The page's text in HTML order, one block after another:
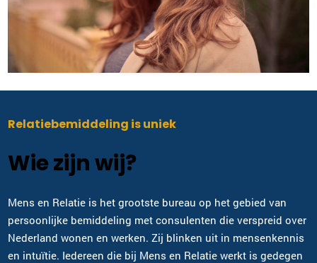
Relatiebemiddeling is uniek
Wie zijn wij?
Mens en Relatie is het grootste bureau op het gebied van
persoonlijke bemiddeling met consulenten die verspreid over
Nederland wonen en werken. Zij blinken uit in mensenkennis
en intuïtie. Iedereen die bij Mens en Relatie werkt is gedegen